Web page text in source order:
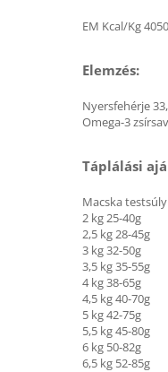
EM Kcal/Kg
Elemzés:
Nyersfehérje
Omega-3
Táplálási
Macska
2 kg 25-40g
2,5 kg 28-45g
3 kg 32-50g
3,5 kg 35-55g
4 kg 38-65g
4,5 kg 40-70g
5 kg 42-75g
5,5 kg 45-80g
6 kg 50-82g
6,5 kg 52-85g